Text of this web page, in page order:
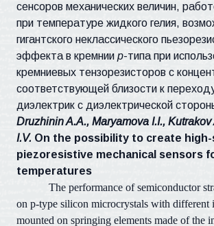
сенсоров механических величин,
при температуре жидкого гелия,
гигантского неклассического
эффекта в кремнии р-типа при
кремниевых тензорезисторов с
соответствующей близости к
диэлектрик с диэлектрической
Druzhinin A.A., Maryamova I.I.,
I.V. On the possibility to create
piezoresistive mechanical sensors
temperatures
The performance of semiconductor
on p-type silicon microcrystals with different
mounted on springing elements made of the